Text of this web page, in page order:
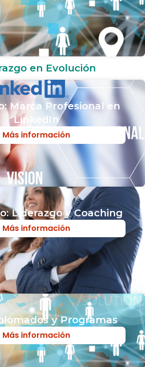
en Evolución
Marca Profesional en
LinkedIn
Más información
Liderazgo y Coaching
Más información
y Programas
Más información